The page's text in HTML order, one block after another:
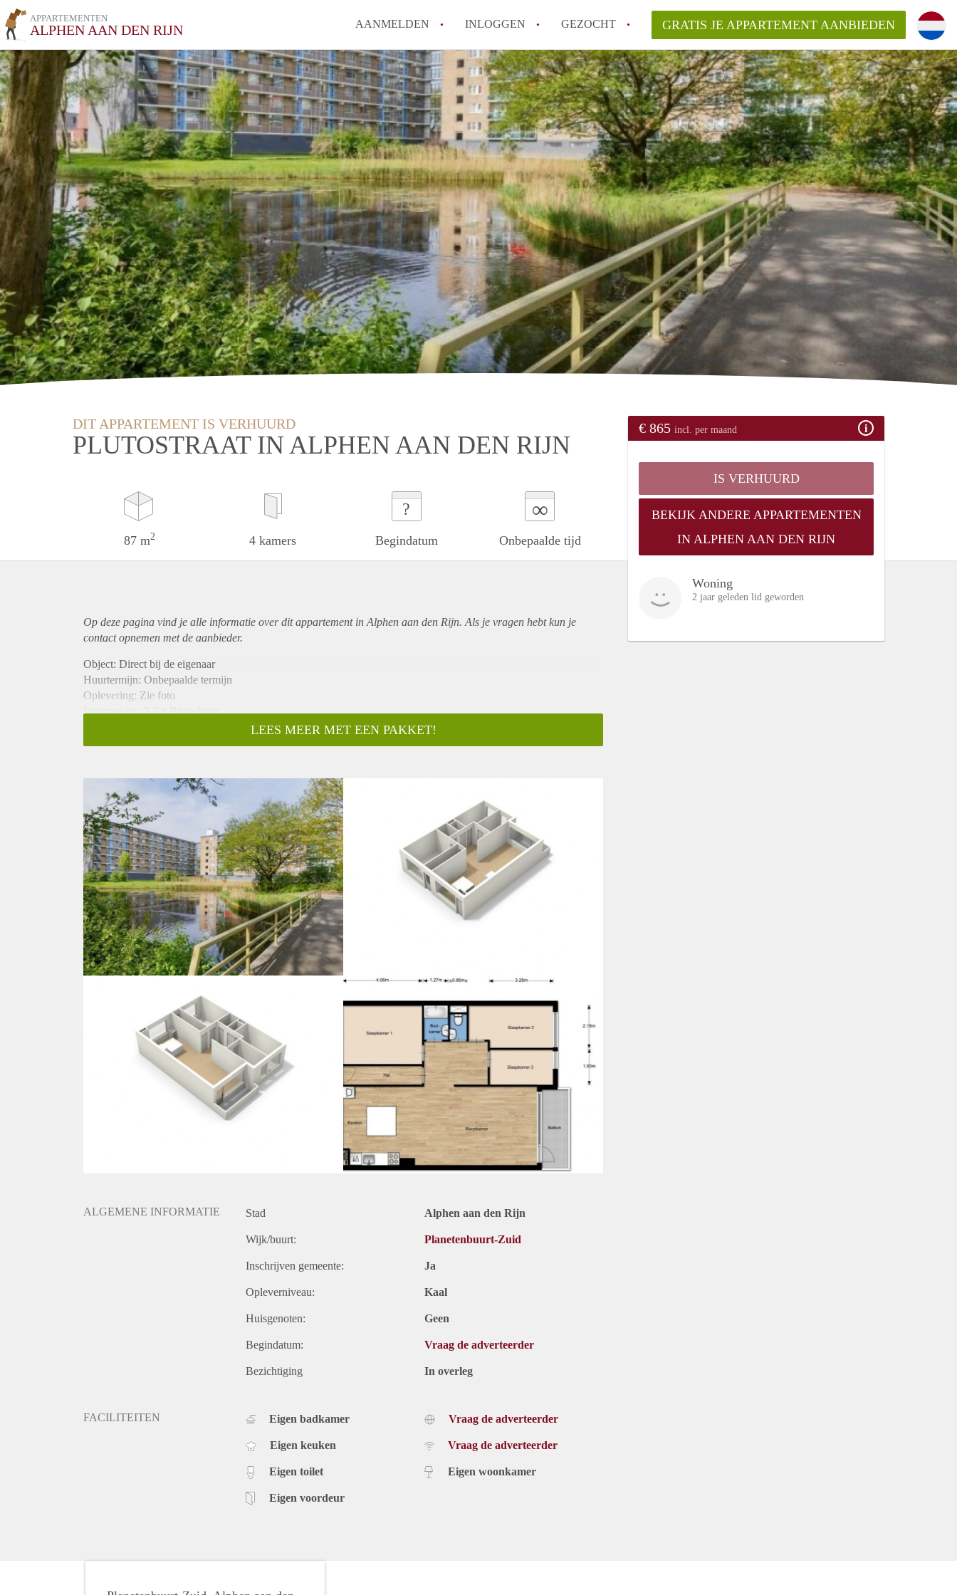
APPARTEMENTEN
ALPHEN AAN DEN RIJN AANMELDEN INLOGGEN GEZOCHT GRATIS JE APPARTEMENT AANBIEDEN
DIT APPARTEMENT IS VERHUURD
PLUTOSTRAAT IN ALPHEN AAN DEN RIJN
87 m2 4 kamers
?
Begindatum
∞
Onbepaalde tijd
€ 865 incl. per maand
IS VERHUURD
BEKIJK ANDERE APPARTEMENTEN
IN ALPHEN AAN DEN RIJN
Woning
2 jaar geleden lid geworden
Op deze pagina vind je alle informatie over ditappartementin Alphen aan den Rijn. Als je vragen hebt kun je
contact opnemen met de aanbieder.
Object: Direct bij de eigenaar
Huurtermijn: Onbepaalde termijn
Oplevering: Zie foto
Inkomen eis: 3,2 x Bruto huur
Borg: 1 Maand
Huisdieren toegestaan: Afhankelijk van de Eigenaar
Huurtoeslag grens: Nee
Geschikt voor studenten: Afhankelijk van de Eigenaar
LEES MEER MET EEN PAKKET!
ALGEMENE INFORMATIE Stad Alphen aan den Rijn
Wijk/buurt: Planetenbuurt-Zuid
Inschrijven gemeente: Ja
Opleverniveau: Kaal
Huisgenoten: Geen
Begindatum: Vraag de adverteerder
Bezichtiging In overleg
FACILITEITEN Eigen badkamer
Eigen keuken
Eigen toilet
Eigen voordeur
Vraag de adverteerder
Vraag de adverteerder
Eigen woonkamer